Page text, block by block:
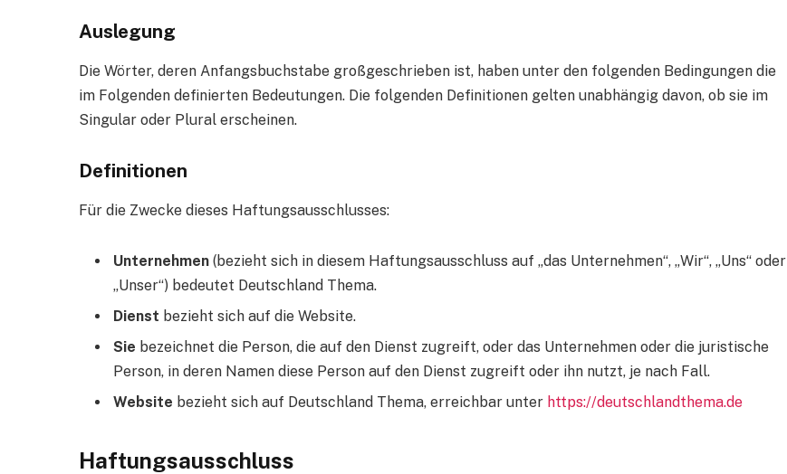
Auslegung
Die Wörter, deren Anfangsbuchstabe großgeschrieben ist, haben unter den folgenden Bedingungen die
im Folgenden definierten Bedeutungen. Die folgenden Definitionen gelten unabhängig davon, ob sie im
Singular oder Plural erscheinen.
Definitionen
Für die Zwecke dieses Haftungsausschlusses:
Unternehmen (bezieht sich in diesem Haftungsausschluss auf „das Unternehmen“, „Wir“, „Uns“ oder
„Unser“) bedeutet Deutschland Thema.
Dienst bezieht sich auf die Website.
Sie bezeichnet die Person, die auf den Dienst zugreift, oder das Unternehmen oder die juristische
Person, in deren Namen diese Person auf den Dienst zugreift oder ihn nutzt, je nach Fall.
Website bezieht sich auf Deutschland Thema, erreichbar unter https://deutschlandthema.de
Haftungsausschluss